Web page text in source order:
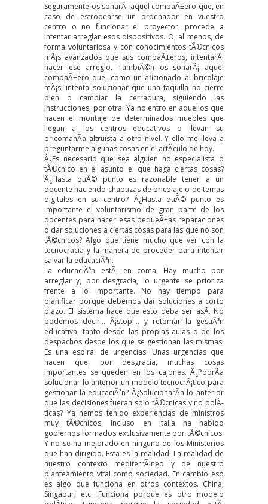
Seguramente os sonarÃ¡ aquel compaÃ±ero que, en
caso de estropearse un ordenador en vuestro
centro o no funcionar el proyector, procede a
intentar arreglar esos dispositivos. O, al menos, de
forma voluntariosa y con conocimientos tÃ©cnicos
mÃ¡s avanzados que sus compaÃ±eros, intentarÃ¡
hacer ese arreglo. TambiÃ©n os sonarÃ¡ aquel
compaÃ±ero que, como un aficionado al bricolaje
mÃ¡s, intenta solucionar que una taquilla no cierre
bien o cambiar la cerradura, siguiendo las
instrucciones, por otra. Ya no entro en aquellos que
hacen el montaje de determinados muebles que
llegan a los centros educativos o llevan su
bricomanÃ­a altruista a otro nivel. Y ello me lleva a
preguntarme algunas cosas en el artÃ­culo de hoy.
Â¿Es necesario que sea alguien no especialista o
tÃ©cnico en el asunto el que haga ciertas cosas?
Â¿Hasta quÃ© punto es razonable tener a un
docente haciendo chapuzas de bricolaje o de temas
digitales en su centro? Â¿Hasta quÃ© punto es
importante el voluntarismo de gran parte de los
docentes para hacer esas pequeÃ±as reparaciones
o dar soluciones a ciertas cosas para las que no son
tÃ©cnicos? Algo que tiene mucho que ver con la
tecnocracia y la manera de proceder para intentar
salvar la educaciÃ³n.
La educaciÃ³n estÃ¡ en coma. Hay mucho por
arreglar y, por desgracia, lo urgente se prioriza
frente a lo importante. No hay tiempo para
planificar porque debemos dar soluciones a corto
plazo. El sistema hace que esto deba ser asÃ­. No
podemos decir… Â¡stop!… y retomar la gestiÃ³n
educativa, tanto desde las propias aulas o de los
despachos desde los que se gestionan las mismas.
Es una espiral de urgencias. Unas urgencias que
hacen que, por desgracia, muchas cosas
importantes se queden en los cajones. Â¿PodrÃ­a
solucionar lo anterior un modelo tecnocrÃ¡tico para
gestionar la educaciÃ³n? Â¿SolucionarÃ­a lo anterior
que las decisiones fueran solo tÃ©cnicas y no polÃ­
ticas? Ya hemos tenido experiencias de ministros
muy tÃ©cnicos. Incluso en Italia ha habido
gobiernos formados exclusivamente por tÃ©cnicos.
Y no se ha mejorado en ninguno de los Ministerios
que han dirigido. Esta es la realidad. La realidad de
nuestro contexto mediterrÃ¡neo y de nuestro
planteamiento vital como sociedad. En cambio eso
es algo que funciona en otros contextos. China,
Singapur, etc. Funciona porque es otro modelo